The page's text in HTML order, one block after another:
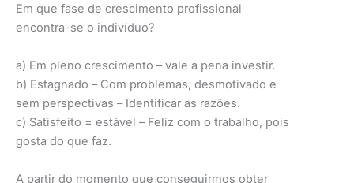
Em que fase de crescimento profissional
encontra-se o indivíduo?
a) Em pleno crescimento – vale a pena investir.
b) Estagnado – Com problemas, desmotivado e
sem perspectivas – Identificar as razões.
c) Satisfeito = estável – Feliz com o trabalho, pois
gosta do que faz.
A partir do momento que conseguirmos obter